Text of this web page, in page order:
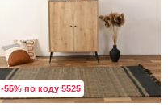
-55% по коду 5525